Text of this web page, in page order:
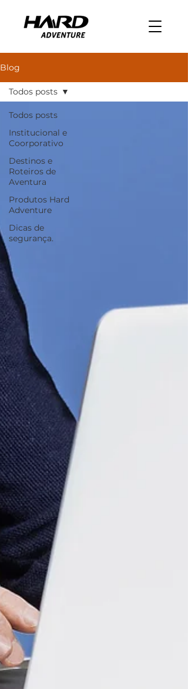
Blog
Todos posts
Institucional e
Coorporativo
Destinos e
Roteiros de
Aventura
Produtos Hard
Adventure
Dicas de
segurança.
Todos posts